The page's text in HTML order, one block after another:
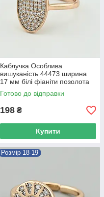
Каблучка Особлива
вишуканість 44473 ширина
17 мм білі фіаніти позолота
18К 17
Готово до відправки
198 ₴
Купити
Розмір 18-19